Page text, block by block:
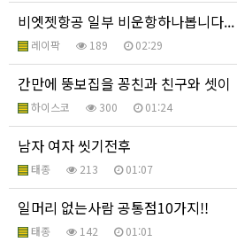
비엣젯항공 일부 비운항하나봅니다...
레이팍 189 02:29
간만에 뚱보집을 꽁친과 친구와 셋이
하이스코 300 01:24
남자 여자 씻기전후
태종 213 01:07
일머리 없는사람 공통점10가지!!
태종 142 01:01